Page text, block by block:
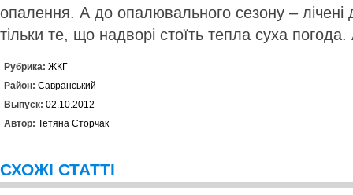
опалення. А до опалювального сезону – лічені
тільки те, що надворі стоїть тепла суха
Рубрика: ЖКГ
Район: Савранський
Выпуск: 02.10.2012
Автор: Тетяна Сторчак
СХОЖІ СТАТТІ